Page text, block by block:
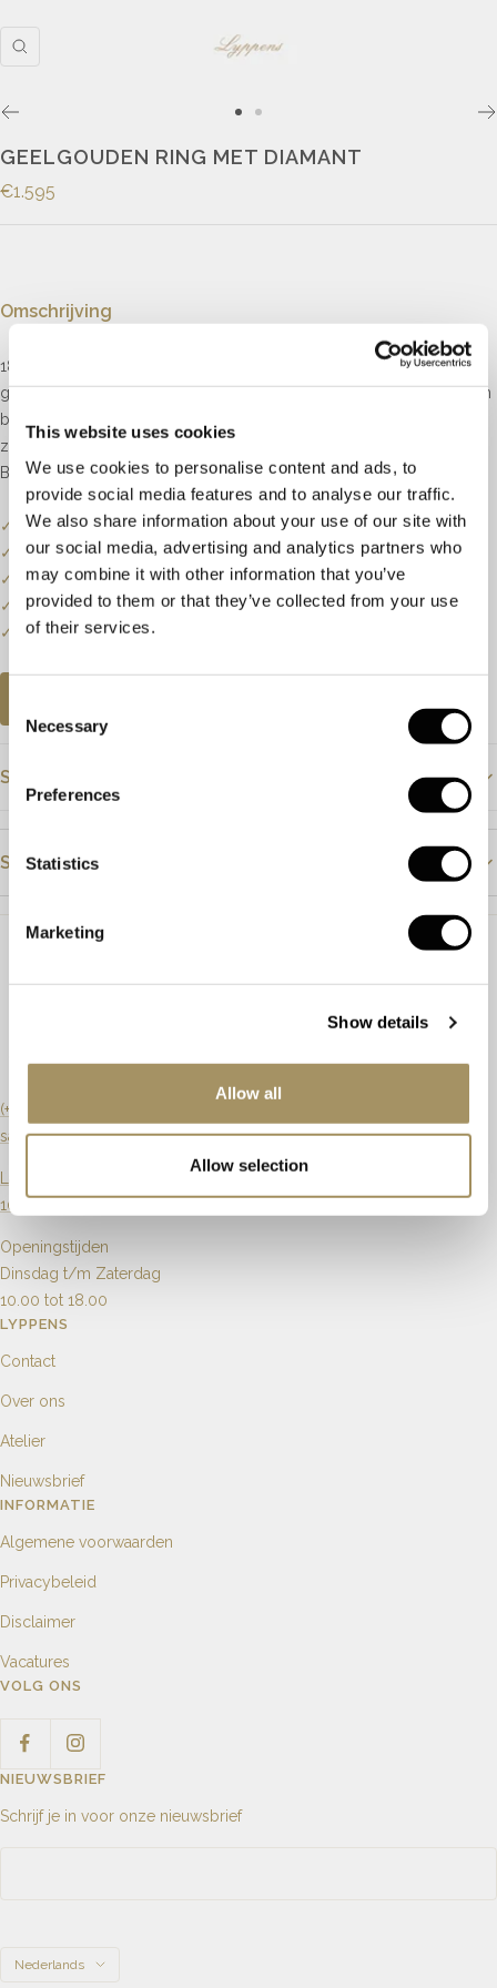
This website uses cookies
We use cookies to personalise content and ads, to
provide social media features and to analyse our traffic.
We also share information about your use of our site with
our social media, advertising and analytics partners who
may combine it with other information that you’ve
provided to them or that they’ve collected from your use
of their services.
Selection
Necessary
Preferences
Statistics
Marketing
Show details
Allow all
Allow selection
GEELGOUDEN RING MET DIAMANT
€1.595
Omschrijving
18kt geelgouden ring in het midden gezet met een ovale
gefacetteerde diamant, kleur F, zuiverheid VS1. in een entourage van
briljant geslepen diamant met een totaalgewicht van 0.28ct. kleur G,
zuiverheid Si.
Breedte: 9mm
✓
Onze website dient als online etalage.
✓
Bel of mail ons voor de actuele voorraadstatus.
✓
Prijzen kunnen onderhevig zijn aan veranderingen.
✓
Een klein deel van onze collectie staat online.
✓
Bezoek onze winkel voor de volledige collectie.
Specificaties
Steensoort
Mogelijk
Artikelnummer 66763
Steendetails
Briljant, Ovaal
0.28ct
(+31) 20 6270901
sales@lyppens.nl
1012 GB Amsterdam
Openingstijden
Dinsdag t/m Zaterdag
10.00 tot 18.00
LYPPENS
Contact
Over ons
Atelier
Nieuwsbrief
INFORMATIE
Algemene voorwaarden
Privacybeleid
Disclaimer
Vacatures
VOLG ONS
NIEUWSBRIEF
Schrijf je in voor onze nieuwsbrief
TaalNederlands